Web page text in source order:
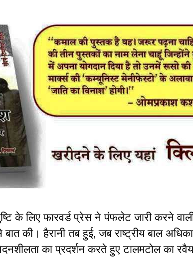
के लिए फारवर्ड प्रेस ने पंफलेट जारी करने
की। हैरानी तब हुई, जब राष्ट्रीय बाल
का प्रदर्शन करते हुए टालमटोल का